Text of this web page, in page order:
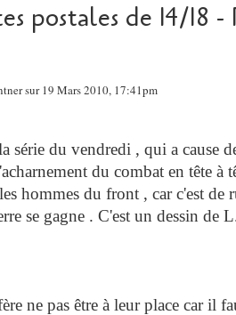
postales de 14/18 -
sur 19 Mars 2010, 17:41pm
série du vendredi , qui a cause
du combat en tête à
hommes du front , car c'est de
se gagne . C'est un dessin de
ne pas être à leur place car il